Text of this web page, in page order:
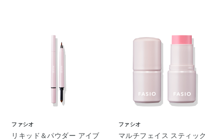
ファシオ
リキッド＆パウダー アイブ
ファシオ
マルチフェイス スティック